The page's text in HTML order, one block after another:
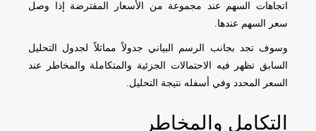
اتجاهات السهم عند مجموعة من الأسعار المفترضة إذا وصل
سعر السهم عندها.
وسوف تجد بجانب الرسم البياني جدولاً مماثلاً لجدول التحليل
السابق تظهر فيه الاحتمالات الجزئية والمتكاملة والمخاطر عند
السعر المحدد وفي أسفله نتيجة التحليل.
التكامل والمخاطر